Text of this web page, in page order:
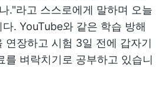
."라고 스스로에게 말하며 오늘
. YouTube와 같은 학습 방해
연장하고 시험 3일 전에 갑자기
를 벼락치기로 공부하고 있습니